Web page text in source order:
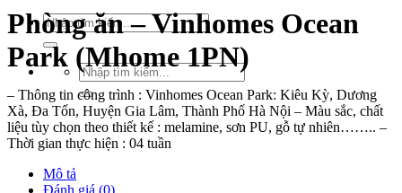
Tìm
kiếm:
Tìm
kiếm:
Phòng ăn – Vinhomes Ocean
Park (Mhome 1PN)
– Thông tin công trình : Vinhomes Ocean Park: Kiêu Kỳ, Dương
Xà, Đa Tốn, Huyện Gia Lâm, Thành Phố Hà Nội – Màu sắc, chất
liệu tùy chọn theo thiết kế : melamine, sơn PU, gỗ tự nhiên…….. –
Thời gian thực hiện : 04 tuần
Mô tả